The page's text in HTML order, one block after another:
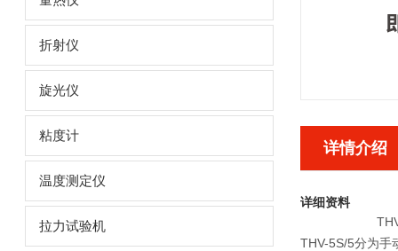
折射仪
旋光仪
粘度计
温度测定仪
拉力试验机
详情介绍
详细资料
THV-5S/5分为手